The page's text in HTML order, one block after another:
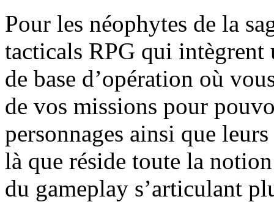
Pour les néophytes de la
tacticals RPG qui intègrent
de base d’opération où
de vos missions pour
personnages ainsi que
là que réside toute la
du gameplay s’articulant